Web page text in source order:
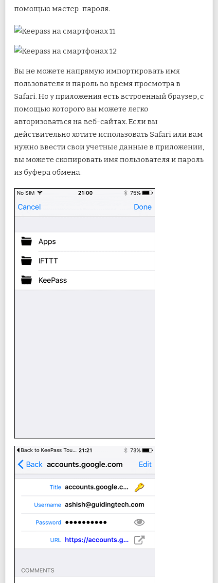
помощью мастер-пароля.
Вы не можете напрямую импортировать имя
пользователя и пароль во время просмотра в
Safari. Но у приложения есть встроенный браузер, с
помощью которого вы можете легко
авторизоваться на веб-сайтах. Если вы
действительно хотите использовать Safari или вам
нужно ввести свои учетные данные в приложении,
вы можете скопировать имя пользователя и пароль
из буфера обмена.